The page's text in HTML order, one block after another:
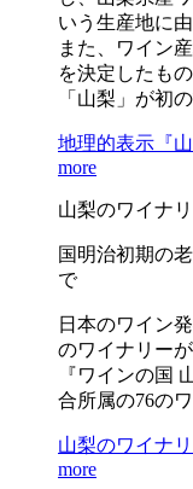
いう生産地に
また、ワイン
を決定したも
「山梨」が初
地理的表示『山
more
山梨のワイナ
国明治初期の
で
日本のワイン
のワイナリー
『ワインの国
合所属の76の
山梨のワイナ
more